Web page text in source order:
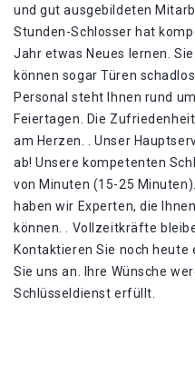
und gut ausgebildeten
Stunden-Schlosser hat
Jahr etwas Neues lernen.
können sogar Türen
Personal steht Ihnen rund
Feiertagen. Die
am Herzen. . Unser
ab! Unsere kompetenten
von Minuten (15-25
haben wir Experten, die
können. . Vollzeitkräfte
Kontaktieren Sie noch
Sie uns an. Ihre Wünsche
Schlüsseldienst erfüllt.